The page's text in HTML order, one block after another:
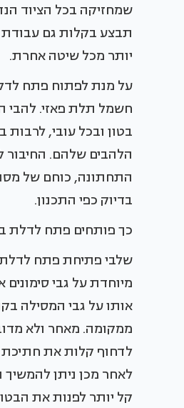
שמחזיקה בכל הציוד
תבצע בקלות גם עבודת
יותר מכל שיטה אחרת.
על מנת לפתוח פתח
חשמל תלת פאזי. להבי
בטון ובכל עובי,
הלהבים שלהם. החיבור
התחתונה, כוחם של
בדיוק כפי התכנון.
כך פותחים פתח לדלת
שלבי פתיחת פתח לדלת
מיוחדת על גבי
אותו על גבי המסילה
ממקומה. מאחר ולא
לדחוף קלות את חתיכת
לאחר מכן ניתן להמשיך
קל יותר לפנות את